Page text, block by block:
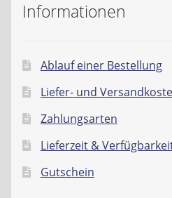
Informationen
Ablauf einer Bestellung
Liefer- und
Zahlungsarten
Lieferzeit &
Gutschein